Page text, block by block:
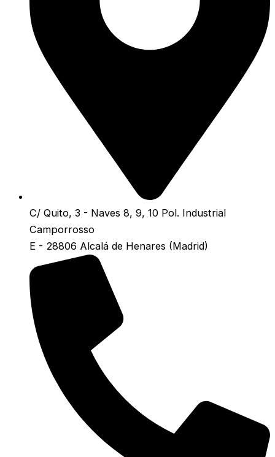
C/ Quito, 3 - Naves 8, 9, 10 Pol. Industrial
Camporrosso
E - 28806 Alcalá de Henares (Madrid)